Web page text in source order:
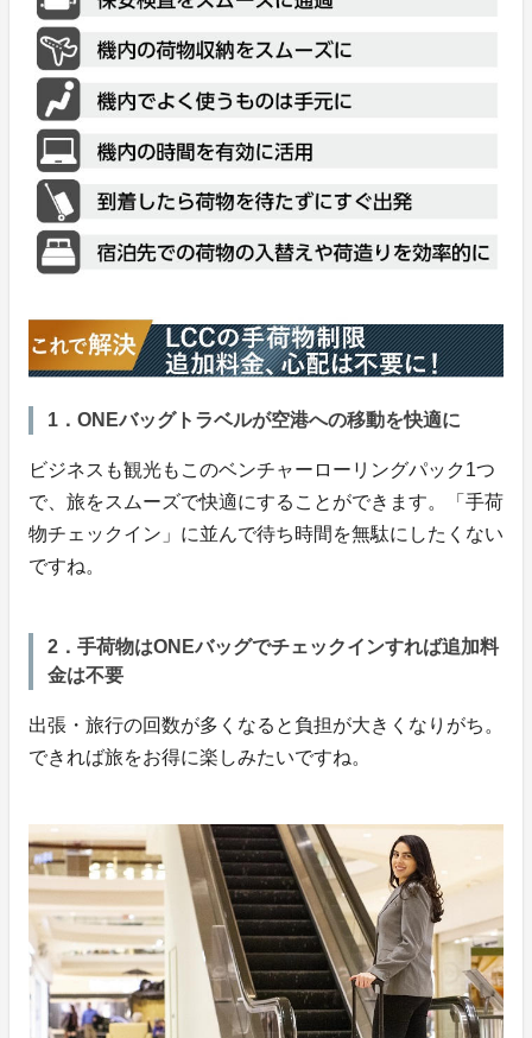
1．ONEバッグトラベルが空港への移動を快適に
ビジネスも観光もこのベンチャーローリングパック1つ
で、旅をスムーズで快適にすることができます。「手荷
物チェックイン」に並んで待ち時間を無駄にしたくない
ですね。
2．手荷物はONEバッグでチェックインすれば追加料
金は不要
出張・旅行の回数が多くなると負担が大きくなりがち。
できれば旅をお得に楽しみたいですね。